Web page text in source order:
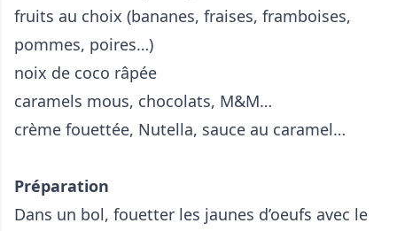
fruits au choix (bananes, fraises, framboises,
pommes, poires…)
noix de coco râpée
caramels mous, chocolats, M&M…
crème fouettée, Nutella, sauce au caramel…
Préparation
Dans un bol, fouetter les jaunes d’oeufs avec le